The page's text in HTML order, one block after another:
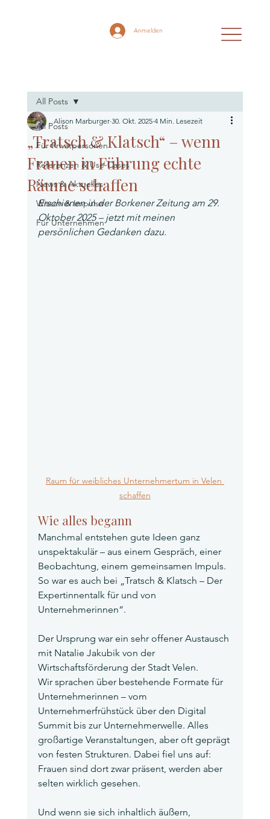
Anmelden
All Posts
Für Privatpersonen
Referenzen & Use-Cases
News & Aktuelles
Wissen & Impulse
Für Unternehmen
All Posts
„Tratsch & Klatsch“ – wenn
Frauen in Führung echte
Räume schaffen
Alison Marburger 30. Okt. 2025 4 Min. Lesezeit
Erschienen in der Borkener Zeitung am 29.
Oktober 2025 – jetzt mit meinen
persönlichen Gedanken dazu.
Raum für weibliches Unternehmertum in Velen
schaffen
Wie alles begann
Manchmal entstehen gute Ideen ganz
unspektakulär – aus einem Gespräch, einer
Beobachtung, einem gemeinsamen Impuls.
So war es auch bei „Tratsch & Klatsch – Der
Expertinnentalk für und von
Unternehmerinnen“.
Der Ursprung war ein sehr offener Austausch
mit Natalie Jakubik von der
Wirtschaftsförderung der Stadt Velen.
Wir sprachen über bestehende Formate für
Unternehmerinnen – vom
Unternehmerfrühstück über den Digital
Summit bis zur Unternehmerwelle. Alles
großartige Veranstaltungen, aber oft geprägt
von festen Strukturen. Dabei fiel uns auf:
Frauen sind dort zwar präsent, werden aber
selten wirklich gesehen.
Und wenn sie sich inhaltlich äußern,